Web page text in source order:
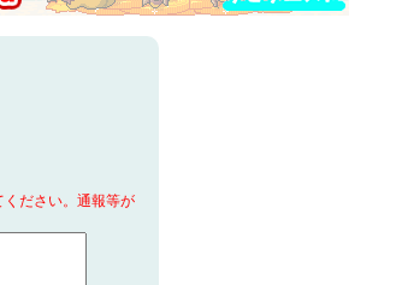
ださい。通報等が